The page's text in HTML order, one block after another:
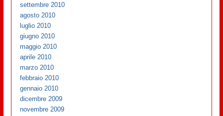
settembre 2010
agosto 2010
luglio 2010
giugno 2010
maggio 2010
aprile 2010
marzo 2010
febbraio 2010
gennaio 2010
dicembre 2009
novembre 2009